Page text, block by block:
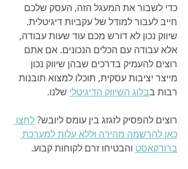
כדי לשבור את המעגל הזה, העסק שלכם
חייב לעבור למודל של עקביות דיגיטלית.
שיווק נכון לא דורש מכם עוד שעות עבודה,
אלא עבודה עם הכלים הנכונים. אם אתם
רוצים להעמיק בדרכים שבהן שיווק נכון
מייצר יציבות עסקית, תוכלו למצוא תובנות
רבות בבלוג השיווק הדיגיטלי שלנו.
רוצים להפסיק לזגזג בין עומס ליובש? לחצו
כאן להרשמה מהירה וללא עלות למערכת
ברודקאסט והבטיחו זרם לקוחות קבוע.